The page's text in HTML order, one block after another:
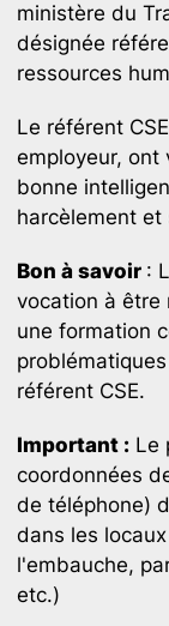
ministère du
désignée
ressources
Le référent
employeur, ont
bonne
harcèlement et
Bon à savoir :
vocation à être
une formation
référent CSE.
Important : Le
coordonnées
de téléphone)
dans les
l'embauche,
etc.)